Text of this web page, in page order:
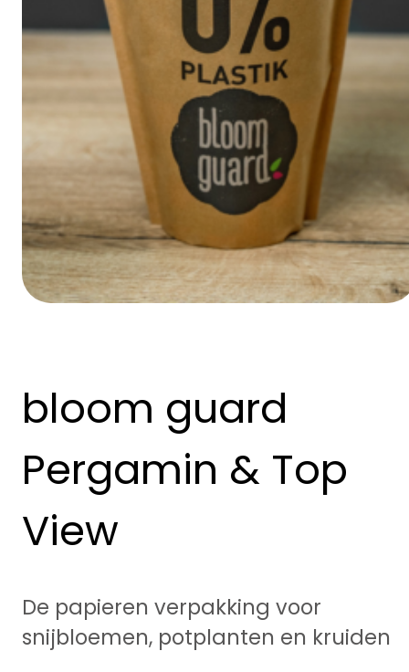
bloom guard
Pergamin & Top
View
De papieren verpakking voor
snijbloemen, potplanten en kruiden